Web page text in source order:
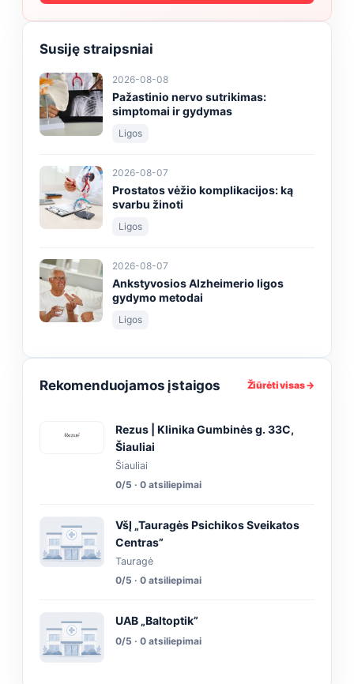
Susiję straipsniai
2026-08-08
Pažastinio nervo sutrikimas:
simptomai ir gydymas
Ligos
2026-08-07
Prostatos vėžio komplikacijos: ką
svarbu žinoti
Ligos
2026-08-07
Ankstyvosios Alzheimerio ligos
gydymo metodai
Ligos
Rekomenduojamos įstaigos Žiūrėti visas →
Rezus | Klinika Gumbinės g. 33C,
Šiauliai
Šiauliai
0/5 · 0 atsiliepimai
VšĮ „Tauragės Psichikos Sveikatos
Centras”
Tauragė
0/5 · 0 atsiliepimai
UAB „Baltoptik”
0/5 · 0 atsiliepimai